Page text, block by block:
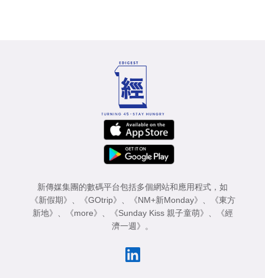
新傳媒集團的數碼平台包括多個網站和應用程式，如
《新假期》
《GOtrip》 《NM+新Monday》
《東方
新地》
《more》 《Sunday Kiss 親子童萌》
《經
濟一週》
。